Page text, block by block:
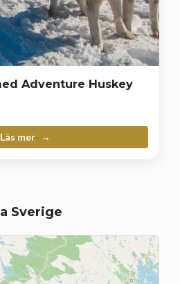
Adventure Huskey
Läs mer
Sverige